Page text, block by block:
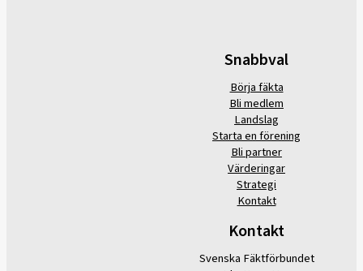
Snabbval
Börja fäkta
Bli medlem
Landslag
Starta en förening
Bli partner
Värderingar
Strategi
Kontakt
Kontakt
Svenska Fäktförbundet